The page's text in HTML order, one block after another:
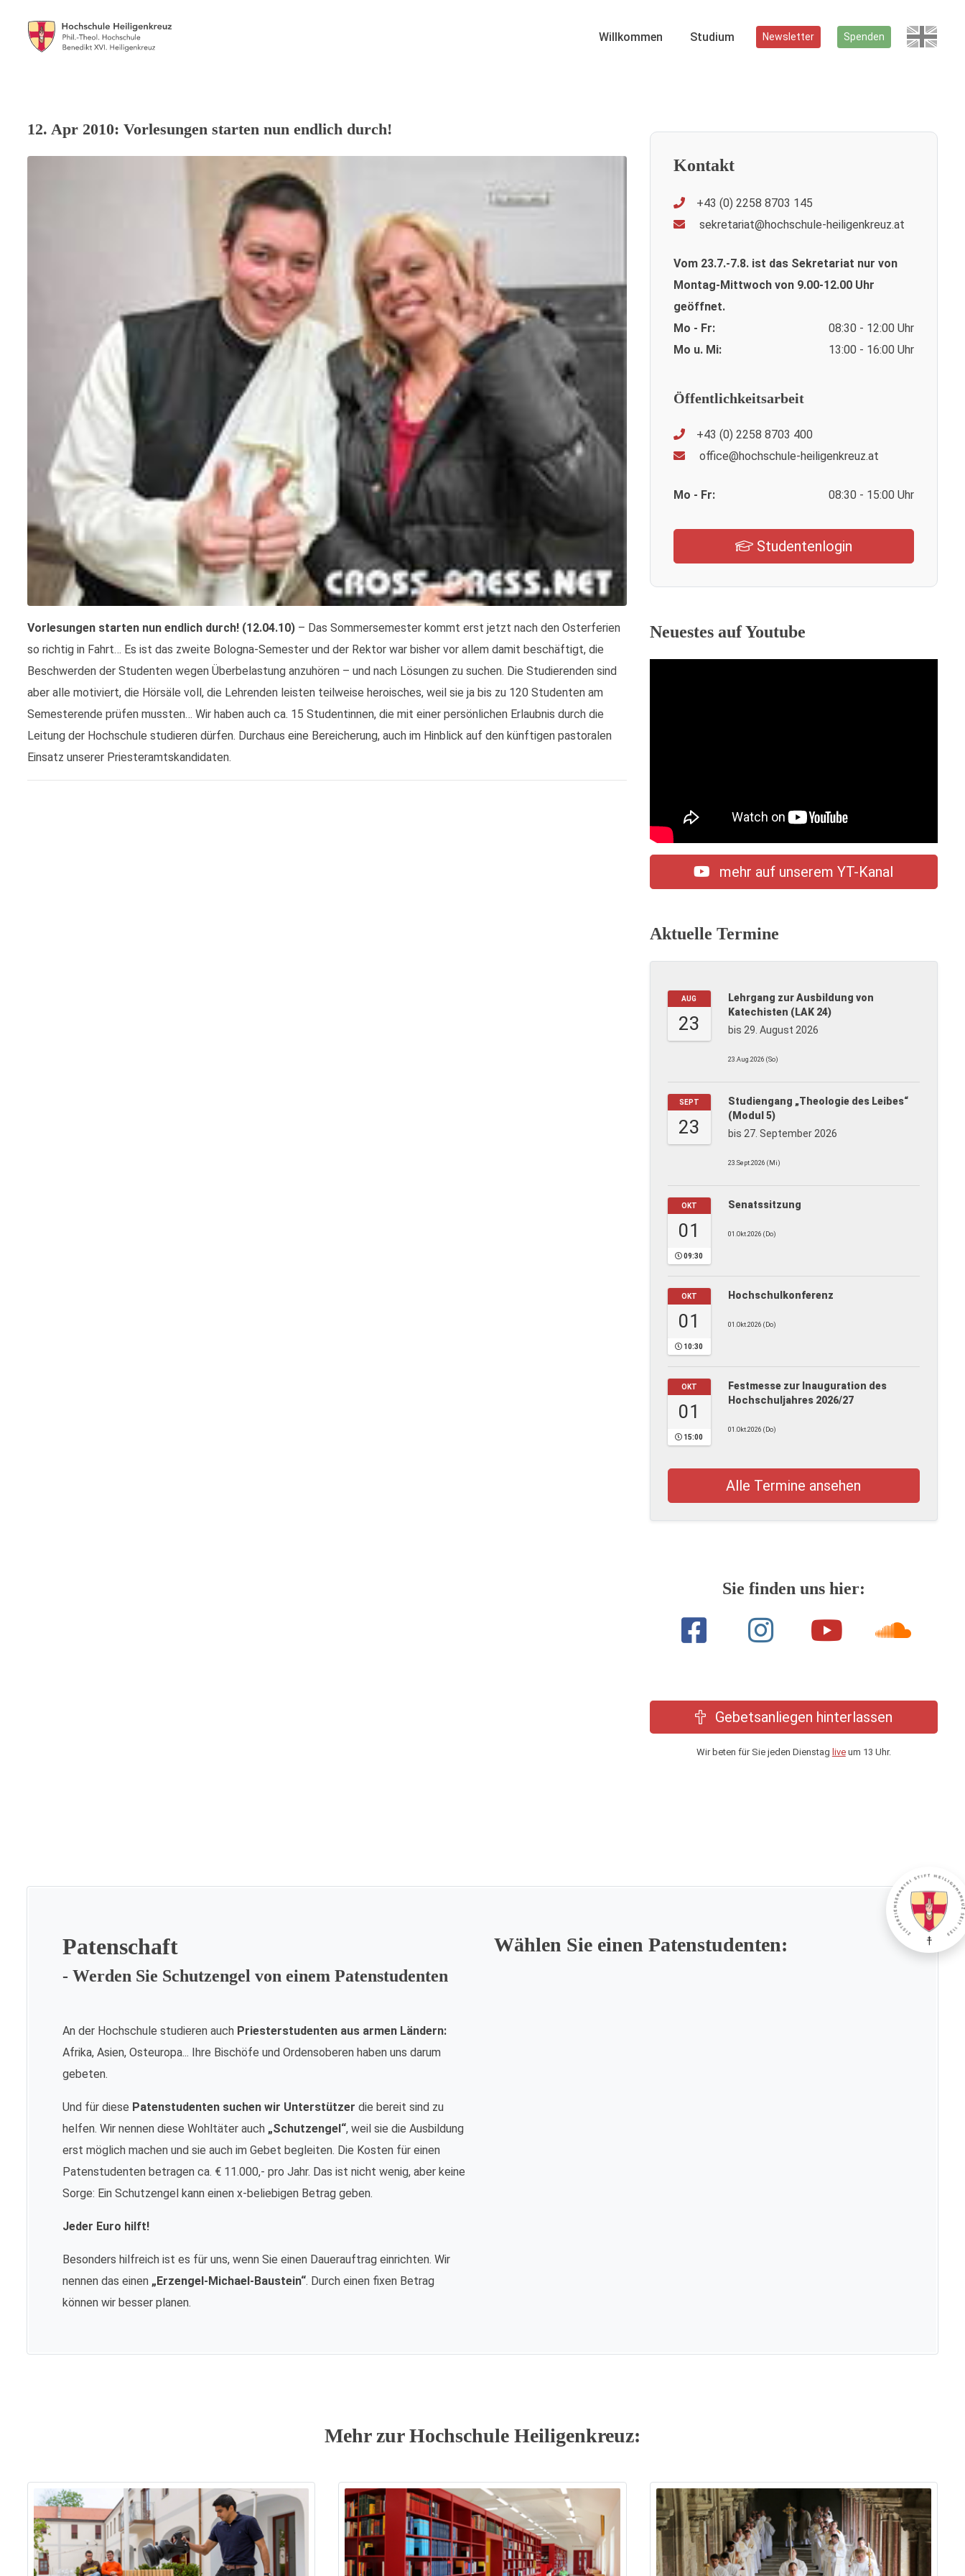
Willkommen Studium Newsletter Spenden
12. Apr 2010: Vorlesungen starten nun endlich durch!
Vorlesungen starten nun endlich durch! (12.04.10) – Das Sommersemester kommt erst jetzt nach den Osterferien
so richtig in Fahrt… Es ist das zweite Bologna-Semester und der Rektor war bisher vor allem damit beschäftigt, die
Beschwerden der Studenten wegen Überbelastung anzuhören – und nach Lösungen zu suchen. Die Studierenden sind
aber alle motiviert, die Hörsäle voll, die Lehrenden leisten teilweise heroisches, weil sie ja bis zu 120 Studenten am
Semesterende prüfen mussten… Wir haben auch ca. 15 Studentinnen, die mit einer persönlichen Erlaubnis durch die
Leitung der Hochschule studieren dürfen. Durchaus eine Bereicherung, auch im Hinblick auf den künftigen pastoralen
Einsatz unserer Priesteramtskandidaten.
Kontakt
+43 (0) 2258 8703 145
sekretariat@hochschule-heiligenkreuz.at
Vom 23.7.-7.8. ist das Sekretariat nur von
Montag-Mittwoch von 9.00-12.00 Uhr
geöffnet.
Mo - Fr:
08:30 - 12:00 Uhr
Mo u. Mi:
13:00 - 16:00 Uhr
Öffentlichkeitsarbeit
+43 (0) 2258 8703 400
office@hochschule-heiligenkreuz.at
Mo - Fr: 08:30 - 15:00 Uhr
Studentenlogin
Neuestes auf Youtube
mehr auf unserem YT-Kanal
Aktuelle Termine
AUG
23
Lehrgang zur Ausbildung von
Katechisten (LAK 24)
bis 29. August 2026
23.Aug.2026 (So)
SEPT
23
Studiengang „Theologie des Leibes“
(Modul 5)
bis 27. September 2026
23.Sept.2026 (Mi)
OKT
01
09:30
Senatssitzung
01.Okt.2026 (Do)
OKT
01
10:30
Hochschulkonferenz
01.Okt.2026 (Do)
OKT
01
15:00
Festmesse zur Inauguration des
Hochschuljahres 2026/27
01.Okt.2026 (Do)
Alle Termine ansehen
Sie finden uns hier:
Gebetsanliegen hinterlassen
Wir beten für Sie jeden Dienstag liveum 13 Uhr.
Patenschaft
- Werden Sie Schutzengel von einem Patenstudenten
An der Hochschule studieren auch Priesterstudenten aus armen Ländern:
Afrika, Asien, Osteuropa... Ihre Bischöfe und Ordensoberen haben uns darum
gebeten.
Und für diese Patenstudenten suchen wir Unterstützer die bereit sind zu
helfen. Wir nennen diese Wohltäter auch „Schutzengel“, weil sie die Ausbildung
erst möglich machen und sie auch im Gebet begleiten. Die Kosten für einen
Patenstudenten betragen ca. € 11.000,- pro Jahr. Das ist nicht wenig, aber keine
Sorge: Ein Schutzengel kann einen x-beliebigen Betrag geben.
Jeder Euro hilft!
Besonders hilfreich ist es für uns, wenn Sie einen Dauerauftrag einrichten. Wir
nennen das einen „Erzengel-Michael-Baustein“. Durch einen fixen Betrag
können wir besser planen.
Wählen Sie einen Patenstudenten:
Mehr zur Hochschule Heiligenkreuz: